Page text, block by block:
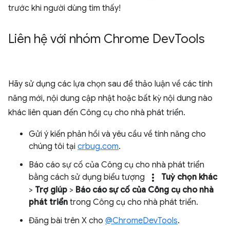
trước khi người dùng tìm thấy!
Liên hệ với nhóm Chrome DevTools
Hãy sử dụng các lựa chọn sau để thảo luận về các tính
năng mới, nội dung cập nhật hoặc bất kỳ nội dung nào
khác liên quan đến Công cụ cho nhà phát triển.
Gửi ý kiến phản hồi và yêu cầu về tính năng cho
chúng tôi tại crbug.com.
Báo cáo sự cố của Công cụ cho nhà phát triển
bằng cách sử dụng biểu tượng
more_vert
Tuỳ chọn khác
> Trợ giúp > Báo cáo sự cố của Công cụ cho nhà
phát triển trong Công cụ cho nhà phát triển.
Đăng bài trên X cho @ChromeDevTools.